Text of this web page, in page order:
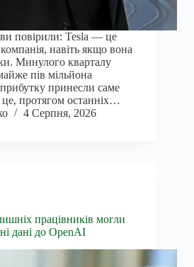
повірили: Tesla — це
навіть якщо вона
Минулого кварталу
пів мільйона
прибутку принесли саме
протягом останніх…
4 Серпня, 2026
працівників могли
дані до OpenAI